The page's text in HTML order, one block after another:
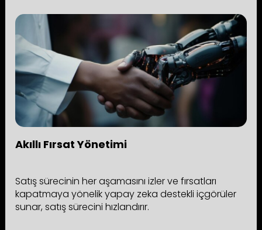
Akıllı Fırsat Yönetimi
Satış sürecinin her aşamasını izler ve fırsatları
kapatmaya yönelik yapay zeka destekli içgörüler
sunar, satış sürecini hızlandırır.